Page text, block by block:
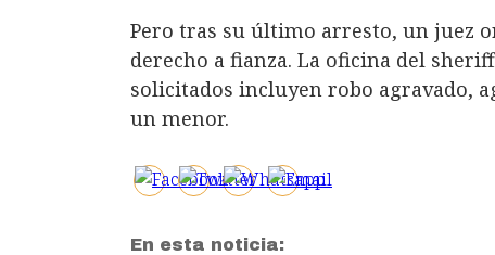
Pero tras su último arresto, un juez
derecho a fianza. La oficina del
solicitados incluyen robo agravado,
un menor.
En esta noticia: